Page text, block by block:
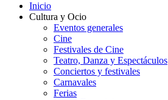
Inicio
Cultura y Ocio
Eventos generales
Cine
Festivales de Cine
Teatro, Danza y Espectáculos
Conciertos y festivales
Carnavales
Ferias